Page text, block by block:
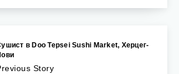
в Doo Tepsei Sushi Market, Херцег-
Story